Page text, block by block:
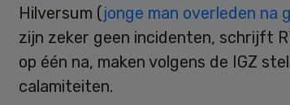
Hilversum (jonge man overleden na
zijn zeker geen incidenten, schrijft
op één na, maken volgens de IGZ
calamiteiten.